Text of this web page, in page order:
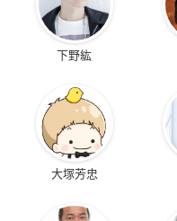
下野紘
大塚芳忠